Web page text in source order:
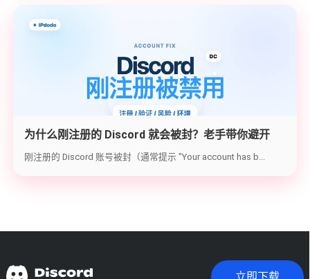
为什么刚注册的 Discord 就会被封？老手带你避开
2026 最新封号雷区与解封实操
刚注册的 Discord 账号被封（通常提示 "Your account has b...